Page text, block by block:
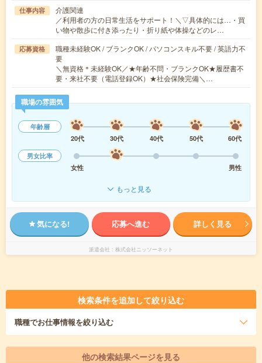
仕事内容
介護関連
／利用者の方の日常生活をサポート！＼▽具体的には…・買
い物や散歩に付き添ったり・折り紙や体操などのレ…
応募資格
職種未経験OK / ブランクOK / パソコンスキル不要 / 英語力不
要
＼無資格＊未経験OK／★年齢不問・ブランクOK★履歴書不
要・来社不要（電話登録OK）★社会保険完備＼…
職場の雰囲気
年齢層
20代
30代 40代 50代
60代
男女比率
女性
男性
もっと見る
気になる! 応募へ進む 詳しく見る
派遣会社 株式会社ニッソーネット
検索条件を追加して絞り込む
職種でお仕事情報を絞り込む
他の検索結果ページを見る